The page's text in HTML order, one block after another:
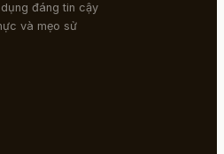
đáng tin cậy
và mẹo sử